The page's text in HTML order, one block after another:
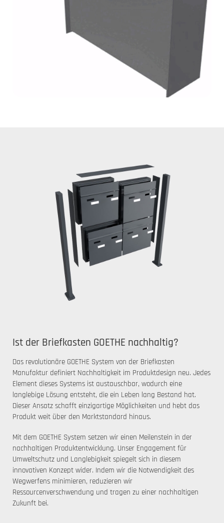
Ist der Briefkasten GOETHE nachhaltig?
Das revolutionäre GOETHE System von der Briefkasten
Manufaktur definiert Nachhaltigkeit im Produktdesign neu. Jedes
Element dieses Systems ist austauschbar, wodurch eine
langlebige Lösung entsteht, die ein Leben lang Bestand hat.
Dieser Ansatz schafft einzigartige Möglichkeiten und hebt das
Produkt weit über den Marktstandard hinaus.
Mit dem GOETHE System setzen wir einen Meilenstein in der
nachhaltigen Produktentwicklung. Unser Engagement für
Umweltschutz und Langlebigkeit spiegelt sich in diesem
innovativen Konzept wider. Indem wir die Notwendigkeit des
Wegwerfens minimieren, reduzieren wir
Ressourcenverschwendung und tragen zu einer nachhaltigen
Zukunft bei.